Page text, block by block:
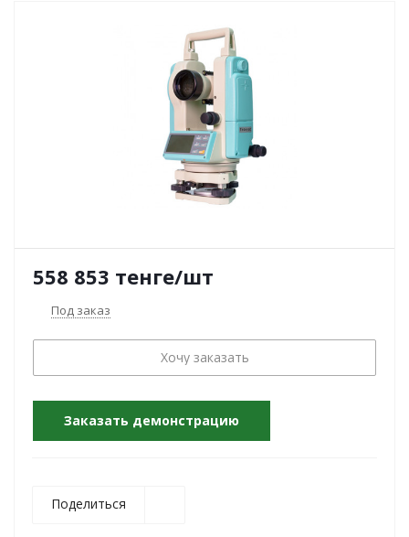
558 853 тенге/шт
Под заказ
Хочу заказать
Заказать демонстрацию
Поделиться